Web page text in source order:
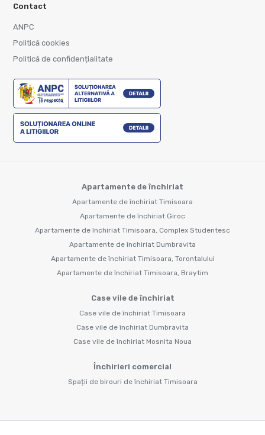
Contact
ANPC
Politică cookies
Politică de confidențialitate
Apartamente de închiriat
Apartamente de închiriat Timisoara
Apartamente de închiriat Giroc
Apartamente de închiriat Timisoara, Complex Studentesc
Apartamente de închiriat Dumbravita
Apartamente de închiriat Timisoara, Torontalului
Apartamente de închiriat Timisoara, Braytim
Case vile de închiriat
Case vile de închiriat Timisoara
Case vile de închiriat Dumbravita
Case vile de închiriat Mosnita Noua
Închirieri comercial
Spații de birouri de închiriat Timisoara